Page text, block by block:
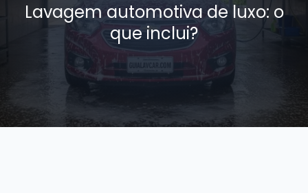
Lavagem automotiva de luxo: o
que inclui?